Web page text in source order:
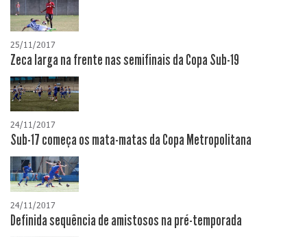
25/11/2017
Zeca larga na frente nas semifinais da Copa Sub-19
24/11/2017
Sub-17 começa os mata-matas da Copa Metropolitana
24/11/2017
Definida sequência de amistosos na pré-temporada